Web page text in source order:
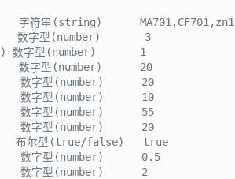
字型(number)       3
字型(number)       1
字型(number)      20
数字型(number)      20
数字型(number)      10
数字型(number)      55
数字型(number)      20
布尔型(true/false)   true
数字型(number)      0.5
数字型(number)      2